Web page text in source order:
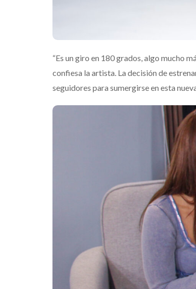
“Es un giro en 180 grados, algo mucho
confiesa la artista. La decisión de
seguidores para sumergirse en esta